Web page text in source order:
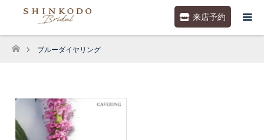
来店予約
ホーム
ブルーダイヤリング